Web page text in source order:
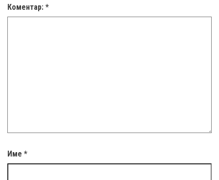
Коментар: *
Име *